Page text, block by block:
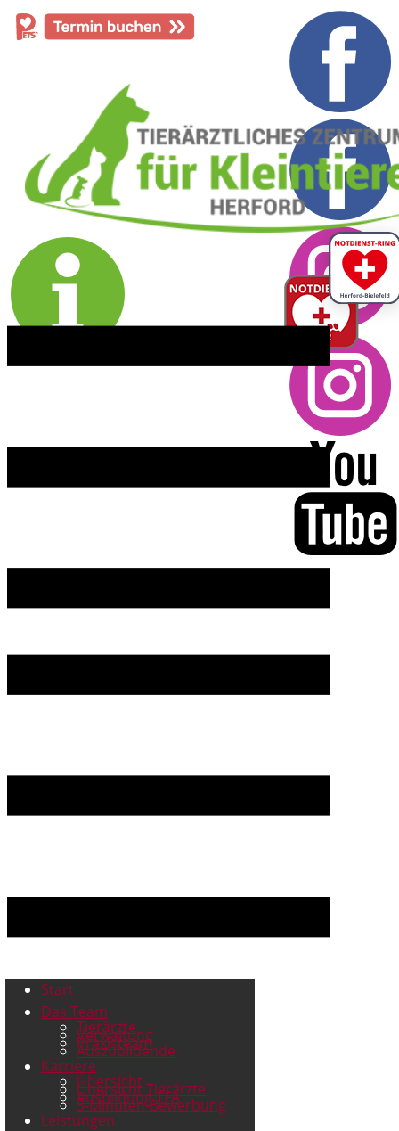
Start
Das Team
Tierärzte
Verwaltung
Praxisteam
Auszubildende
Karriere
Übersicht
Übersicht Tierärzte
Ausbildung TFA
3-Minuten-Bewerbung
Leistungen